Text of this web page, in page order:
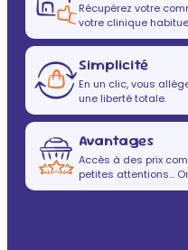
Récupérez votre
votre clinique
Simplicité
En un clic, vous
une liberté totale.
Avantages
Accès à des prix
petites attentions…